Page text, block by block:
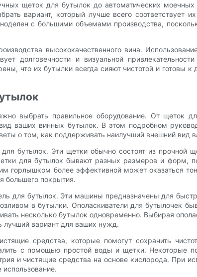
щеток для бутылок до автоматических
вариант, который лучше всего соответствует
с большими объемами производства,
высококачественного вина.
долговечности и визуальной
что их бутылки всегда сияют чистотой и готовы
выбрать правильное оборудование. От щеток
ваших винных бутылок. В этом подробном
о том, как поддерживать наилучший внешний вид
бутылок. Эти щетки обычно состоят из прочной
для бутылок бывают разных размеров и форм,
горлышком более эффективной может оказаться
большего покрытия.
для бутылок. Эти машины предназначены для
в бутылки. Ополаскиватели для бутылочек
несколько бутылок одновременно. Выбирая
лучший вариант для ваших нужд.
средства, которые помогут сохранить
с помощью простой воды и щетки. Некоторые
и чистящие средства на основе кислорода. При